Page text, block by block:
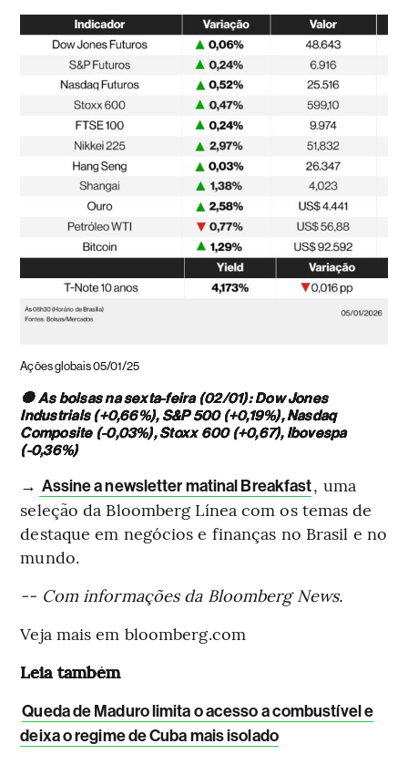
Ações globais 05/01/25
🔘 As bolsas na sexta-feira (02/01): Dow Jones
Industrials (+0,66%), S&P 500 (+0,19%), Nasdaq
Composite (-0,03%), Stoxx 600 (+0,67), Ibovespa
(-0,36%)
→ Assine a newsletter matinal Breakfast, uma
seleção da Bloomberg Línea com os temas de
destaque em negócios e finanças no Brasil e no
mundo.
-- Com informações da Bloomberg News.
Veja mais em bloomberg.com
Leia também
Queda de Maduro limita o acesso a combustível e
deixa o regime de Cuba mais isolado